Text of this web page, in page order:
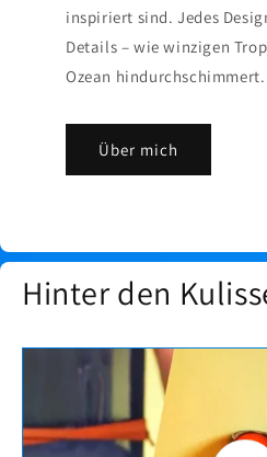
inspiriert sind. Jedes
Details – wie winzigen
Ozean hindurchschimmert.
Über mich
Hinter den